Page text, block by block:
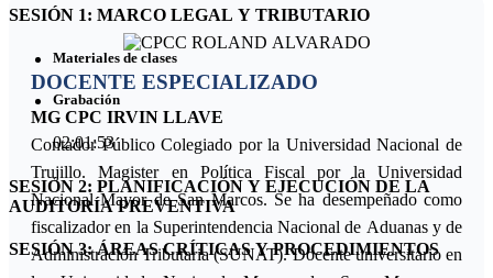
DOCENTE ESPECIALIZADO
MG CPC IRVIN LLAVE
Contador Público Colegiado por la Universidad Nacional de
Trujillo. Magister en Política Fiscal por la Universidad
Nacional Mayor de San Marcos. Se ha desempeñado como
fiscalizador en la Superintendencia Nacional de Aduanas y de
Administración Tributaria (SUNAT). Docente universitario en
SESIÓN 1: MARCO LEGAL Y TRIBUTARIO
Materiales de clases
Grabación
02:01:53
SESIÓN 2: PLANIFICACIÓN Y EJECUCIÓN DE LA
AUDITORÍA PREVENTIVA
SESIÓN 3: ÁREAS CRÍTICAS Y PROCEDIMIENTOS